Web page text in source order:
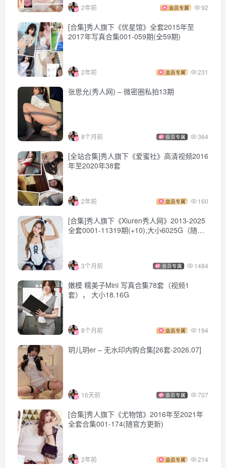
2年前 会员专属 92
[合集]秀人旗下《优星馆》全套2015年至
2017年写真合集001-059期(全59期)
2年前 会员专属 231
张思允(秀人网) – 微密圈私拍13期
8个月前 会员专属 364
[全站合集]秀人旗下《爱蜜社》高清视频2016
年至2020年38套
2年前 会员专属 160
[合集]秀人旗下《Xiuren秀人网》2013-2025
全套0001-11319期(+10),大小6025G（随官
3个月前 会员专属 1484
嫩模 糯美子Mini 写真合集78套（视频1
套）， 大小18.16G
8个月前 会员专属 194
玥儿玥er – 无水印内购合集[26套-2026.07]
16天前 会员专属 707
[合集]秀人旗下《尤物馆》2016年至2021年
全套合集001-174(随官方更新)
2年前 会员专属 214